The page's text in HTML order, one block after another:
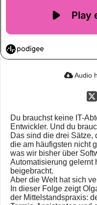
Audio
Du brauchst keine IT-
Entwickler. Und du
Das sind die drei Sätze,
die am häufigsten nicht
was wir bisher über
Automatisierung gelernt
beigebracht.
Aber die Welt hat sich
In dieser Folge zeigt
der Mittelstandspraxis: